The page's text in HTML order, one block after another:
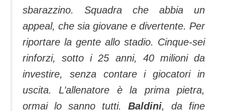
sbarazzino. Squadra che abbia un
appeal, che sia giovane e divertente. Per
riportare la gente allo stadio. Cinque-sei
rinforzi, sotto i 25 anni, 40 milioni da
investire, senza contare i giocatori in
uscita. L’allenatore è la prima pietra,
ormai lo sanno tutti.
Baldini, da fine